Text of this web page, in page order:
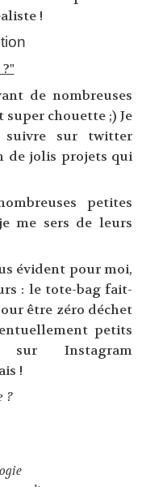
!
de nombreuses
chouette ;) Je
suivre sur twitter
de jolis projets qui
petites
me sers de leurs
évident pour moi,
: le tote-bag fait-
être zéro déchet
petits
Instagram
!
?